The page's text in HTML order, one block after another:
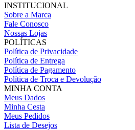
INSTITUCIONAL
Sobre a Marca
Fale Conosco
Nossas Lojas
POLÍTICAS
Política de Privacidade
Política de Entrega
Política de Pagamento
Política de Troca e Devolução
MINHA CONTA
Meus Dados
Minha Cesta
Meus Pedidos
Lista de Desejos